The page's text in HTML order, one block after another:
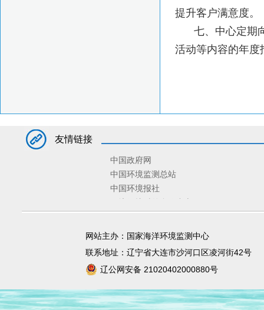
提升客户满意度。
七、中心定期
活动等内容的年度
友情链接
中国政府网
中国环境监测总站
中国环境报社
固体废物与化学品管理技术中心
网站主办：国家海洋环境监测中心
联系地址：辽宁省大连市沙河口区凌河街42号
辽公网安备 21020402000880号